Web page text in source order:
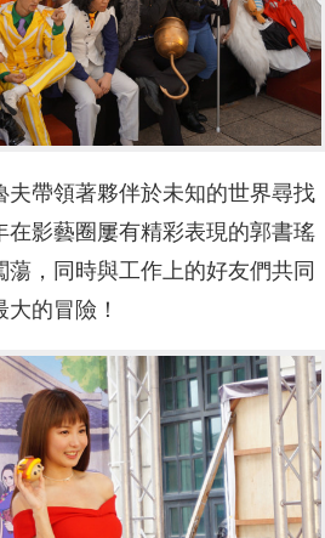
夫帶領著夥伴於未知的世界尋找
在影藝圈屢有精彩表現的郭書瑤
，同時與工作上的好友們共同
的冒險！